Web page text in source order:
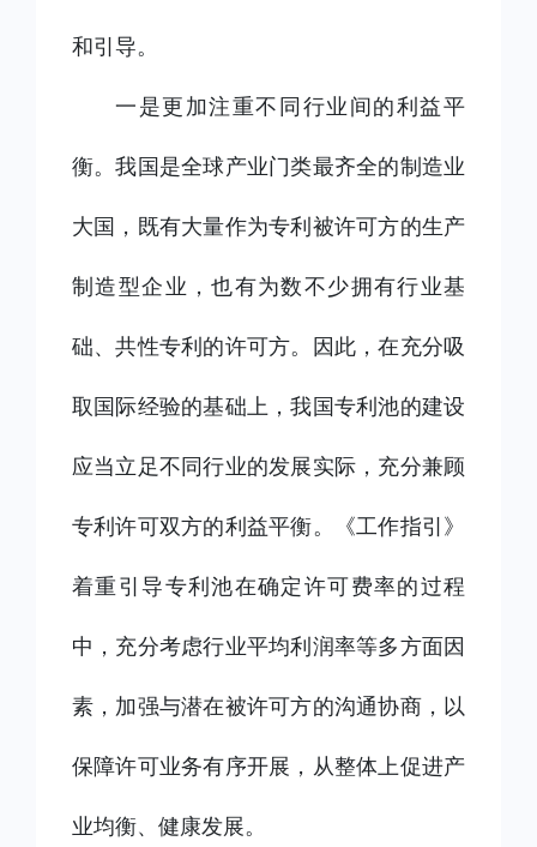
和引导。
一是更加注重不同行业间的利益平
衡。我国是全球产业门类最齐全的制造业
大国，既有大量作为专利被许可方的生产
制造型企业，也有为数不少拥有行业基
础、共性专利的许可方。因此，在充分吸
取国际经验的基础上，我国专利池的建设
应当立足不同行业的发展实际，充分兼顾
专利许可双方的利益平衡。《工作指引》
着重引导专利池在确定许可费率的过程
中，充分考虑行业平均利润率等多方面因
素，加强与潜在被许可方的沟通协商，以
保障许可业务有序开展，从整体上促进产
业均衡、健康发展。